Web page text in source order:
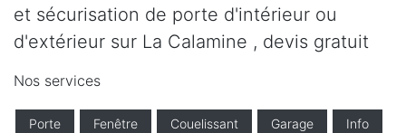
et sécurisation de porte d'intérieur ou
d'extérieur sur La Calamine , devis gratuit
Nos services
Porte Fenêtre Couelissant Garage Info